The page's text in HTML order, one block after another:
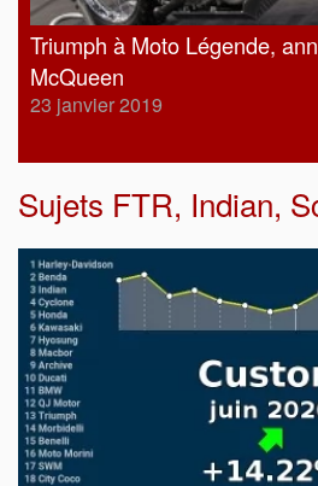
Triumph à Moto Légende,
McQueen
23 janvier 2019
Sujets FTR, Indian,